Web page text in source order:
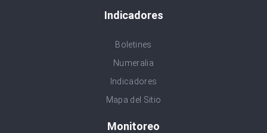
Indicadores
Boletines
Numeralia
Indicadores
Mapa del Sitio
Monitoreo